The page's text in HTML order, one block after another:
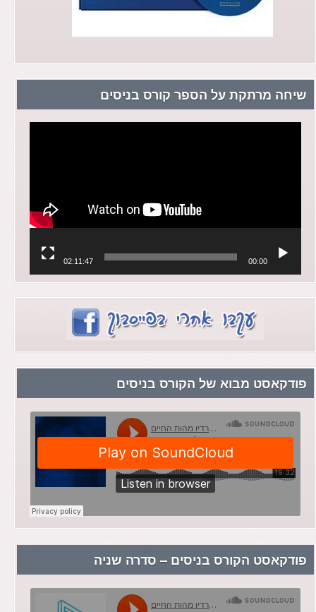
שיחה מרתקת על הספר קורס בניסים
00:00
02:11:47
פודקאסט מבוא של הקורס בניסים
פודקאסט הקורס בניסים – סדרה שניה